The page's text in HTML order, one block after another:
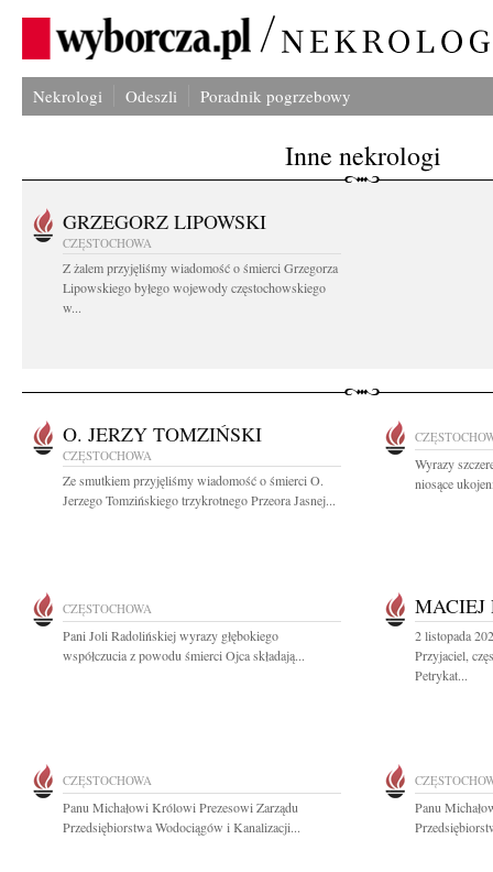
Nekrologi Odeszli Poradnik pogrzebowy
Inne nekrologi
GRZEGORZ LIPOWSKI
CZĘSTOCHOWA
Z żalem przyjęliśmy wiadomość o śmierci Grzegorza
Lipowskiego byłego wojewody częstochowskiego
w...
O. JERZY TOMZIŃSKI
CZĘSTOCHOWA
Ze smutkiem przyjęliśmy wiadomość o śmierci O.
Jerzego Tomzińskiego trzykrotnego Przeora Jasnej...
Wyrazy
niosące
CZĘSTOCHOWA
Pani Joli Radolińskiej wyrazy głębokiego
współczucia z powodu śmierci Ojca składają...
MACIEJ
2 listopada
Przyjaciel,
Petrykat...
CZĘSTOCHOWA
Panu Michałowi Królowi Prezesowi Zarządu
Przedsiębiorstwa Wodociągów i Kanalizacji...
Panu